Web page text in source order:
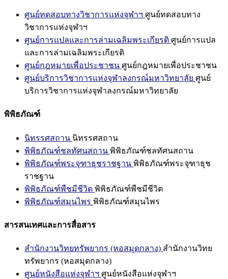
ศูนย์ทดสอบทางวิชาการแห่งจุฬาฯ ศูนย์ทดสอบทาง
วิชาการแห่งจุฬาฯ
ศูนย์การแปลและการล่ามเฉลิมพระเกียรติ ศูนย์การแปล
และการล่ามเฉลิมพระเกียรติ
ศูนย์กฎหมายเพื่อประชาชน ศูนย์กฎหมายเพื่อประชาชน
ศูนย์บริการวิชาการแห่งจุฬาลงกรณ์มหาวิทยาลัย ศูนย์
บริการวิชาการแห่งจุฬาลงกรณ์มหาวิทยาลัย
พิพิธภัณฑ์
นิทรรศสถาน นิทรรศสถาน
พิพิธภัณฑ์ชลทัศนสถาน พิพิธภัณฑ์ชลทัศนสถาน
พิพิธภัณฑ์พระจุฑาธุชราชฐาน พิพิธภัณฑ์พระจุฑาธุช
ราชฐาน
พิพิธภัณฑ์พืชมีชีวิต พิพิธภัณฑ์พืชมีชีวิต
พิพิธภัณฑ์สมุนไพร พิพิธภัณฑ์สมุนไพร
สารสนเทศและการสื่อสาร
สำนักงานวิทยทรัพยากร (หอสมุดกลาง) สำนักงานวิทย
ทรัพยากร (หอสมุดกลาง)
ศูนย์หนังสือแห่งจุฬาฯ ศูนย์หนังสือแห่งจุฬาฯ